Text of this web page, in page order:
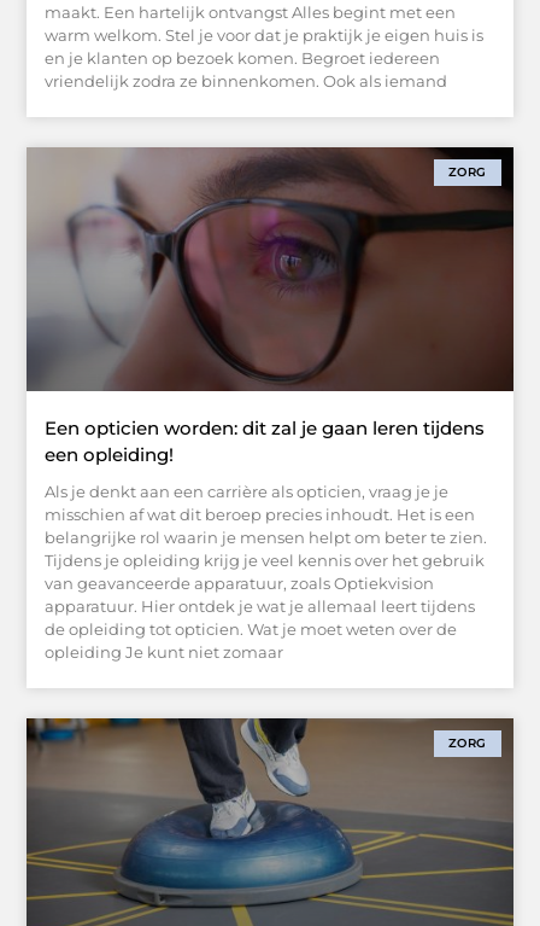
maakt. Een hartelijk ontvangst Alles begint met een
warm welkom. Stel je voor dat je praktijk je eigen huis is
en je klanten op bezoek komen. Begroet iedereen
vriendelijk zodra ze binnenkomen. Ook als iemand
ZORG
Een opticien worden: dit zal je gaan leren tijdens
een opleiding!
Als je denkt aan een carrière als opticien, vraag je je
misschien af wat dit beroep precies inhoudt. Het is een
belangrijke rol waarin je mensen helpt om beter te zien.
Tijdens je opleiding krijg je veel kennis over het gebruik
van geavanceerde apparatuur, zoals Optiekvision
apparatuur. Hier ontdek je wat je allemaal leert tijdens
de opleiding tot opticien. Wat je moet weten over de
opleiding Je kunt niet zomaar
ZORG